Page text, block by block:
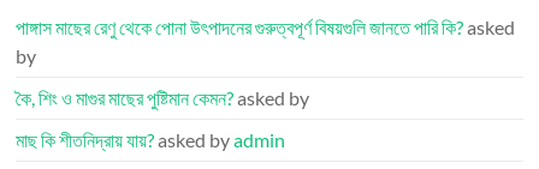
পাঙ্গাস মাছের রেণু থেকে পোনা উৎপাদনের গুরুত্বপূর্ণ বিষয়গুলি জানতে পারি কি?asked
by
কৈ, শিং ও মাগুর মাছের পুষ্টিমান কেমন?asked by
মাছ কি শীতনিদ্রায় যায়?asked byadmin